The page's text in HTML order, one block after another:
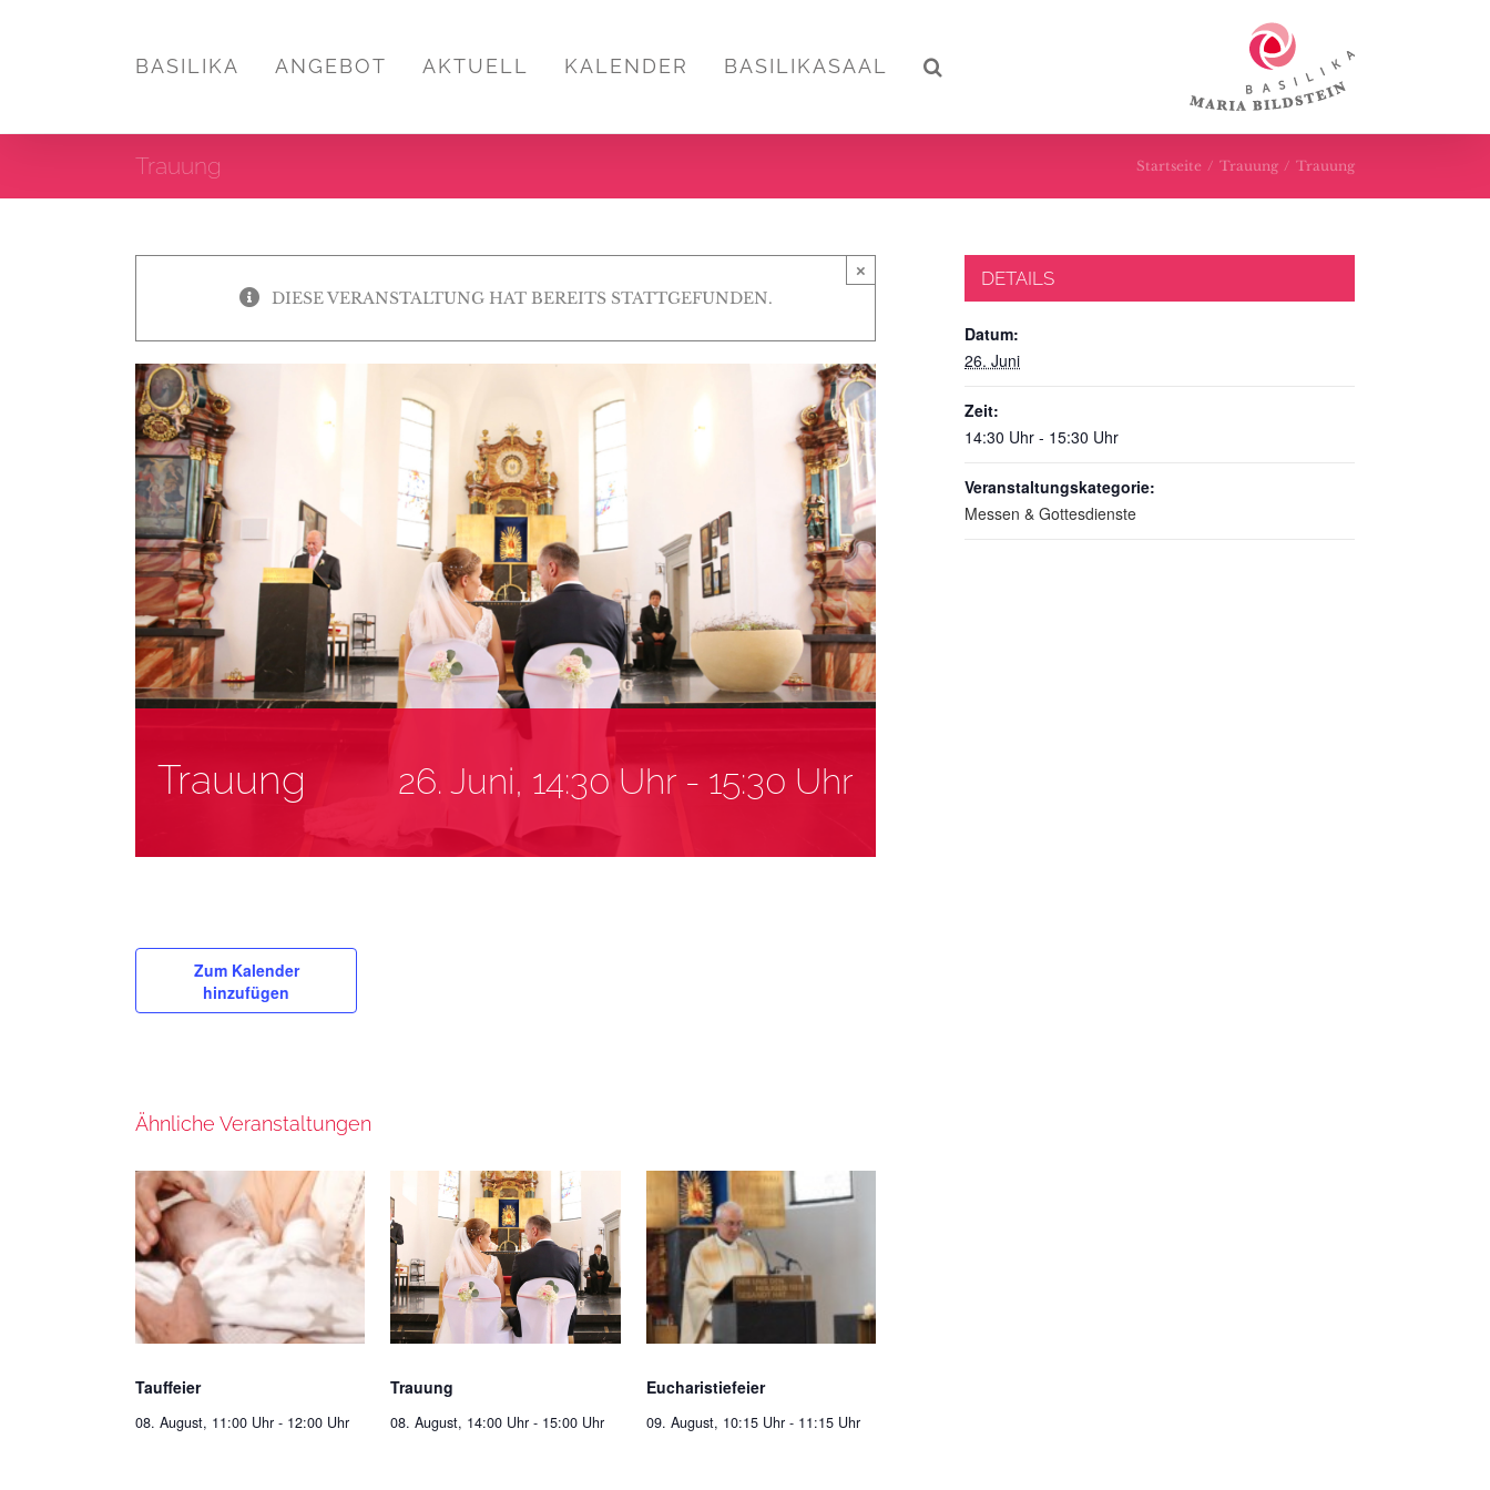
BASILIKA ANGEBOT AKTUELL KALENDER BASILIKASAAL
Trauung Startseite / Trauung / Trauung
×
DIESE VERANSTALTUNG HAT BEREITS STATTGEFUNDEN.
Trauung 26. Juni, 14:30 Uhr - 15:30 Uhr
Zum Kalender
hinzufügen
Ähnliche Veranstaltungen
Tauffeier
08. August, 11:00 Uhr - 12:00 Uhr
Trauung
08. August, 14:00 Uhr - 15:00 Uhr
Eucharistiefeier
09. August, 10:15 Uhr - 11:15 Uhr
DETAILS
Datum:
26. Juni
Zeit:
14:30 Uhr - 15:30 Uhr
Veranstaltungskategorie:
Messen & Gottesdienste